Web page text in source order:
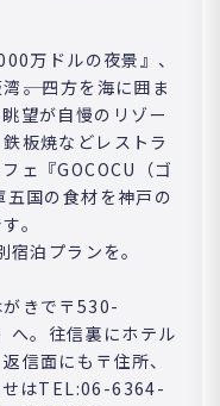
万ドルの夜景』、
――。四方を海に囲ま
望が自慢のリゾー
板焼などレストラ
ェ『GOCOCU（ゴ
国の食材を神戸の
。
泊プランを。
がきで〒530-
へ。往信裏にホテル
信面にも〒住所、
せはTEL:06-6364-